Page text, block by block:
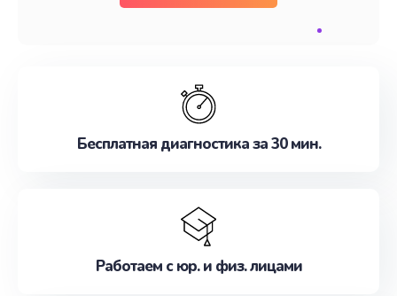
Бесплатная диагностика за 30 мин.
Работаем с юр. и физ. лицами